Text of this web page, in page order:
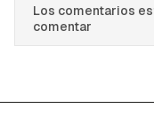
Los comentarios
comentar